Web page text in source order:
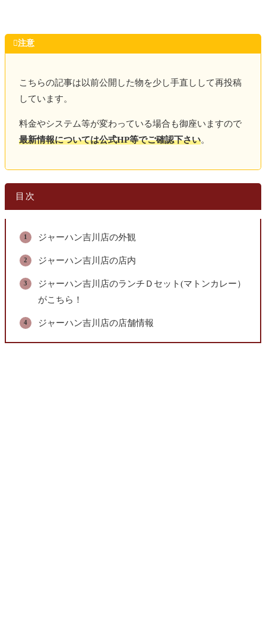
注意
こちらの記事は以前公開した物を少し手直しして再投稿
しています。
料金やシステム等が変わっている場合も御座いますので
最新情報については公式HP等でご確認下さい。
目次
ジャーハン吉川店の外観
ジャーハン吉川店の店内
ジャーハン吉川店のランチＤセット(マトンカレー）
がこちら！
ジャーハン吉川店の店舗情報